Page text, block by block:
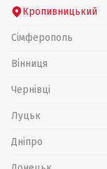
Кропивницький
Сімферополь
Вінниця
Чернівці
Луцьк
Дніпро